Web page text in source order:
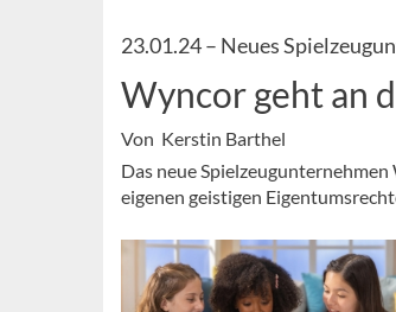
23.01.24 – Neues
Wyncor geht an
Von Kerstin Barthel
Das neue
eigenen geistigen